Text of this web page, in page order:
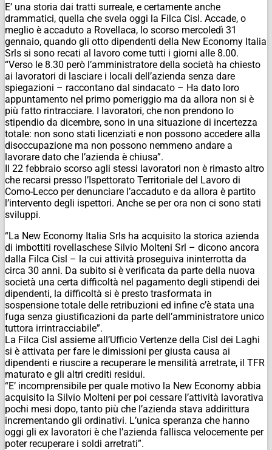
E’ una storia dai tratti surreale, e certamente anche
drammatici, quella che svela oggi la Filca Cisl. Accade, o
meglio è accaduto a Rovellaca, lo scorso mercoledì 31
gennaio, quando gli otto dipendenti della New Economy Italia
Srls si sono recati al lavoro come tutti i giorni alle 8.00.
“Verso le 8.30 però l’amministratore della società ha chiesto
ai lavoratori di lasciare i locali dell’azienda senza dare
spiegazioni – raccontano dal sindacato – Ha dato loro
appuntamento nel primo pomeriggio ma da allora non si è
più fatto rintracciare. I lavoratori, che non prendono lo
stipendio da dicembre, sono in una situazione di incertezza
totale: non sono stati licenziati e non possono accedere alla
disoccupazione ma non possono nemmeno andare a
lavorare dato che l’azienda è chiusa”.
Il 22 febbraio scorso agli stessi lavoratori non è rimasto altro
che recarsi presso l’Ispettorato Territoriale del Lavoro di
Como-Lecco per denunciare l’accaduto e da allora è partito
l’intervento degli ispettori. Anche se per ora non ci sono stati
sviluppi.
“La New Economy Italia Srls ha acquisito la storica azienda
di imbottiti rovellaschese Silvio Molteni Srl – dicono ancora
dalla Filca Cisl – la cui attività proseguiva ininterrotta da
circa 30 anni. Da subito si è verificata da parte della nuova
società una certa difficoltà nel pagamento degli stipendi dei
dipendenti, la difficoltà si è presto trasformata in
sospensione totale delle retribuzioni ed infine c’è stata una
fuga senza giustificazioni da parte dell’amministratore unico
tuttora irrintracciabile”.
La Filca Cisl assieme all’Ufficio Vertenze della Cisl dei Laghi
si è attivata per fare le dimissioni per giusta causa ai
dipendenti e riuscire a recuperare le mensilità arretrate, il TFR
maturato e gli altri crediti residui.
“E’ incomprensibile per quale motivo la New Economy abbia
acquisito la Silvio Molteni per poi cessare l’attività lavorativa
pochi mesi dopo, tanto più che l’azienda stava addirittura
incrementando gli ordinativi. L’unica speranza che hanno
oggi gli ex lavoratori è che l’azienda fallisca velocemente per
poter recuperare i soldi arretrati”.